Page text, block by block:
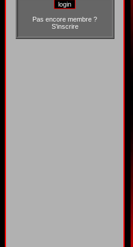
Pas encore membre ?
S'inscrire